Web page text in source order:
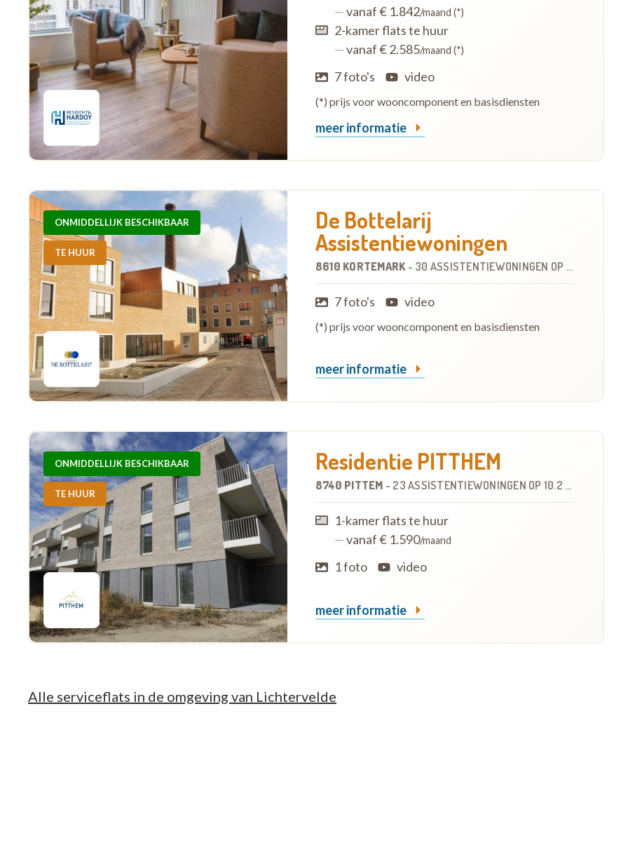
—vanaf € 1.842/maand (*)
2-kamer flats te huur
—vanaf € 2.585/maand (*)
7 foto's video
(*) prijs voor wooncomponent en basisdiensten
meer informatie
ONMIDDELLIJK BESCHIKBAAR
TE HUUR
De Bottelarij
Assistentiewoningen
8610 KORTEMARK - 30 ASSISTENTIEWONINGEN OP 6.3 KM
7 foto's video
(*) prijs voor wooncomponent en basisdiensten
meer informatie
ONMIDDELLIJK BESCHIKBAAR
TE HUUR
Residentie PITTHEM
8740 PITTEM - 23 ASSISTENTIEWONINGEN OP 10.2 KM
1-kamer flats te huur
—vanaf € 1.590/maand
1 foto video
meer informatie
Alle serviceflats in de omgeving van Lichtervelde